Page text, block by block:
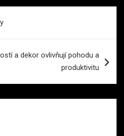
a dekor ovlivňují pohodu a
produktivitu